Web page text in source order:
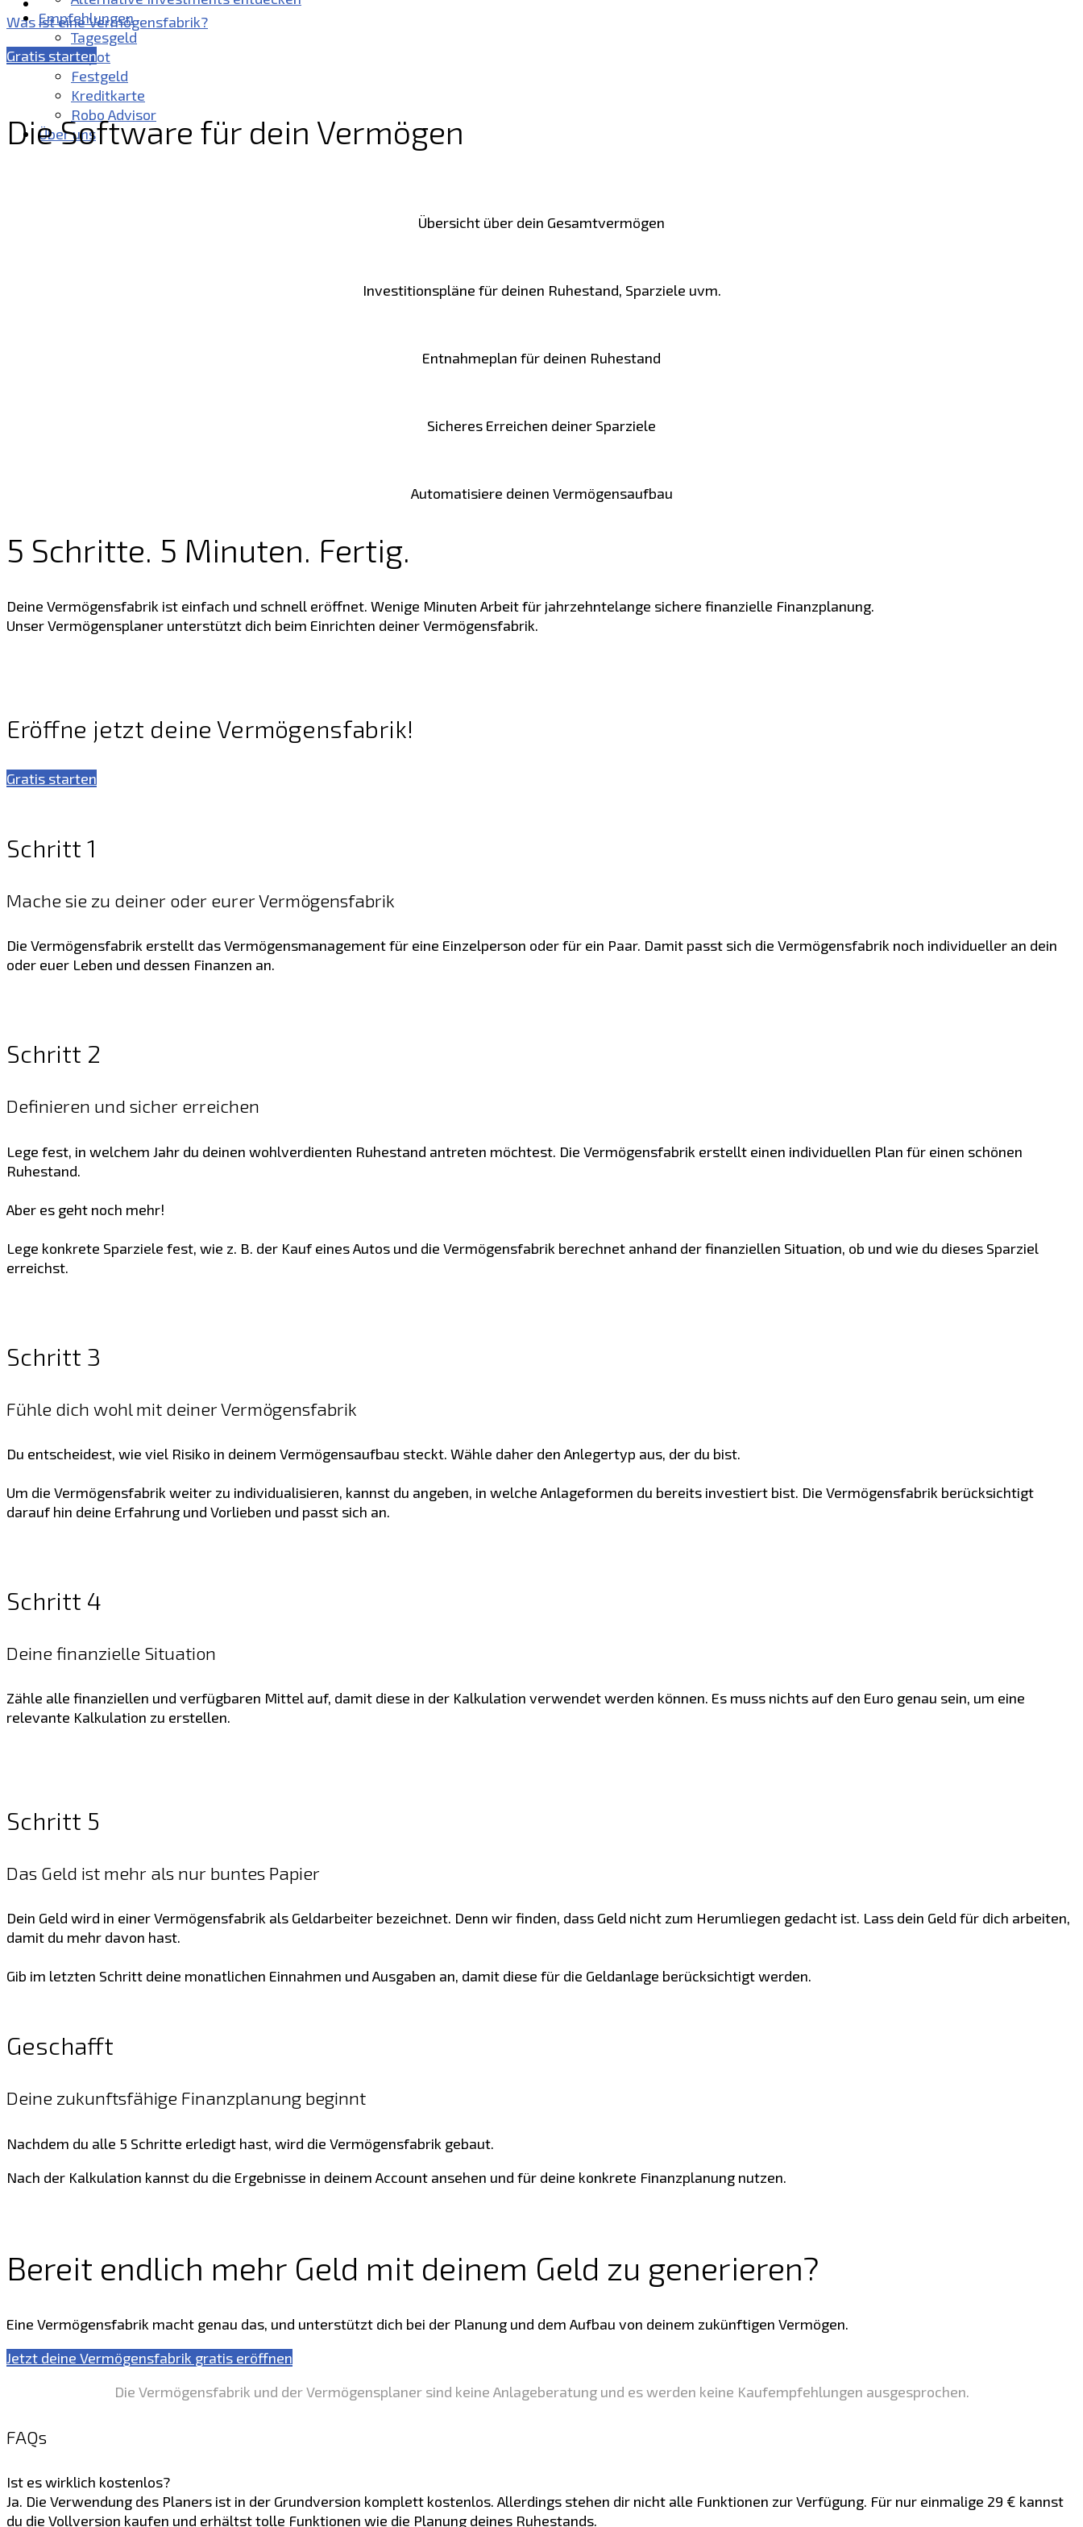
Empfehlungen
Tagesgeld
Depot
Festgeld
Kreditkarte
Robo Advisor
Über uns
Was ist eine Vermögensfabrik?
Gratis starten
Die Software für dein Vermögen
Übersicht über dein Gesamtvermögen
Investitionspläne für deinen Ruhestand, Sparziele uvm.
Entnahmeplan für deinen Ruhestand
Sicheres Erreichen deiner Sparziele
Automatisiere deinen Vermögensaufbau
5 Schritte. 5 Minuten. Fertig.
Deine Vermögensfabrik ist einfach und schnell eröffnet. Wenige Minuten Arbeit für jahrzehntelange sichere finanzielle Finanzplanung.
Unser Vermögensplaner unterstützt dich beim Einrichten deiner Vermögensfabrik.
Eröffne jetzt deine Vermögensfabrik!
Gratis starten
Schritt 1
Mache sie zu deiner oder eurer Vermögensfabrik
Die Vermögensfabrik erstellt das Vermögensmanagement für eine Einzelperson oder für ein Paar. Damit passt sich die Vermögensfabrik noch individueller an dein
oder euer Leben und dessen Finanzen an.
Schritt 2
Definieren und sicher erreichen
Lege fest, in welchem Jahr du deinen wohlverdienten Ruhestand antreten möchtest. Die Vermögensfabrik erstellt einen individuellen Plan für einen schönen
Ruhestand.
Aber es geht noch mehr!
Lege konkrete Sparziele fest, wie z. B. der Kauf eines Autos und die Vermögensfabrik berechnet anhand der finanziellen Situation, ob und wie du dieses Sparziel
erreichst.
Schritt 3
Fühle dich wohl mit deiner Vermögensfabrik
Du entscheidest, wie viel Risiko in deinem Vermögensaufbau steckt. Wähle daher den Anlegertyp aus, der du bist.
Um die Vermögensfabrik weiter zu individualisieren, kannst du angeben, in welche Anlageformen du bereits investiert bist. Die Vermögensfabrik berücksichtigt
darauf hin deine Erfahrung und Vorlieben und passt sich an.
Schritt 4
Deine finanzielle Situation
Zähle alle finanziellen und verfügbaren Mittel auf, damit diese in der Kalkulation verwendet werden können. Es muss nichts auf den Euro genau sein, um eine
relevante Kalkulation zu erstellen.
Schritt 5
Das Geld ist mehr als nur buntes Papier
Dein Geld wird in einer Vermögensfabrik als Geldarbeiter bezeichnet. Denn wir finden, dass Geld nicht zum Herumliegen gedacht ist. Lass dein Geld für dich arbeiten,
damit du mehr davon hast.
Gib im letzten Schritt deine monatlichen Einnahmen und Ausgaben an, damit diese für die Geldanlage berücksichtigt werden.
Geschafft
Deine zukunftsfähige Finanzplanung beginnt
Nachdem du alle 5 Schritte erledigt hast, wird die Vermögensfabrik gebaut.
Nach der Kalkulation kannst du die Ergebnisse in deinem Account ansehen und für deine konkrete Finanzplanung nutzen.
Bereit endlich mehr Geld mit deinem Geld zu generieren?
Eine Vermögensfabrik macht genau das, und unterstützt dich bei der Planung und dem Aufbau von deinem zukünftigen Vermögen.
Jetzt deine Vermögensfabrik gratis eröffnen
Die Vermögensfabrik und der Vermögensplaner sind keine Anlageberatung und es werden keine Kaufempfehlungen ausgesprochen.
FAQs
Ist es wirklich kostenlos?
Ja. Die Verwendung des Planers ist in der Grundversion komplett kostenlos. Allerdings stehen dir nicht alle Funktionen zur Verfügung. Für nur einmalige 29 € kannst
du die Vollversion kaufen und erhältst tolle Funktionen wie die Planung deines Ruhestands.